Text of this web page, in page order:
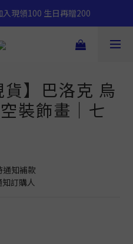
現領100 生日再贈200
貨】巴洛克 烏
裝飾畫｜七
知補款
訂購人